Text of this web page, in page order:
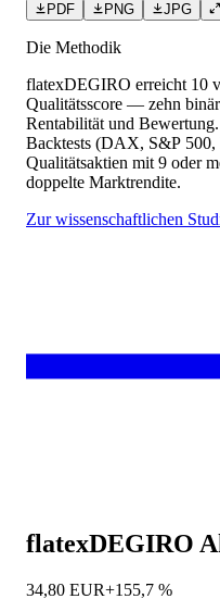
PDF PNG JPG
Die Methodik
flatexDEGIRO erreicht 10
Qualitätsscore — zehn
Rentabilität und
Backtests (DAX, S&P
Qualitätsaktien mit 9 oder
doppelte Marktrendite.
Zur wissenschaftlichen
flatexDEGIRO
34,80 EUR+155,7 %